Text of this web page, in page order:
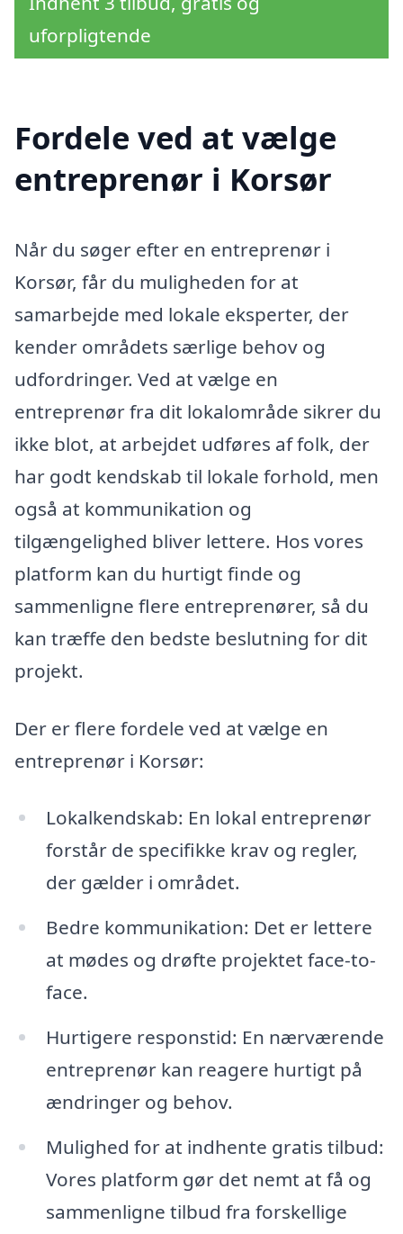
uforpligtende
Fordele ved at vælge
entreprenør i Korsør
Når du søger efter en entreprenør i
Korsør, får du muligheden for at
samarbejde med lokale eksperter, der
kender områdets særlige behov og
udfordringer. Ved at vælge en
entreprenør fra dit lokalområde sikrer du
ikke blot, at arbejdet udføres af folk, der
har godt kendskab til lokale forhold, men
også at kommunikation og
tilgængelighed bliver lettere. Hos vores
platform kan du hurtigt finde og
sammenligne flere entreprenører, så du
kan træffe den bedste beslutning for dit
projekt.
Der er flere fordele ved at vælge en
entreprenør i Korsør:
Lokalkendskab: En lokal entreprenør
forstår de specifikke krav og regler,
der gælder i området.
Bedre kommunikation: Det er lettere
at mødes og drøfte projektet face-to-
face.
Hurtigere responstid: En nærværende
entreprenør kan reagere hurtigt på
ændringer og behov.
Mulighed for at indhente gratis tilbud:
Vores platform gør det nemt at få og
sammenligne tilbud fra forskellige